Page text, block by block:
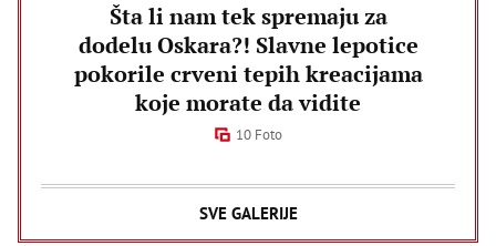
Šta li nam tek spremaju za
dodelu Oskara?! Slavne lepotice
pokorile crveni tepih kreacijama
koje morate da vidite
10 Foto
SVE GALERIJE